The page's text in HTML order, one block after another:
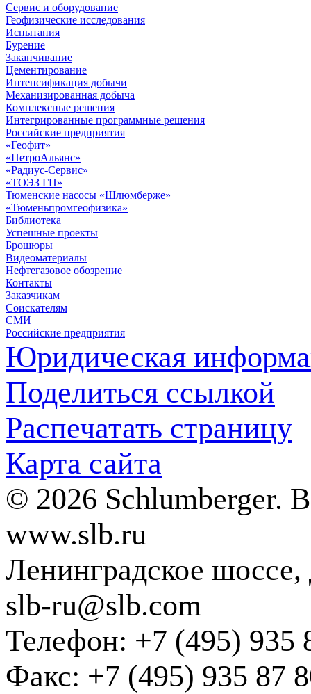
Сервис и оборудование
Геофизические исследования
Испытания
Бурение
Заканчивание
Цементирование
Интенсификация добычи
Механизированная добыча
Комплексные решения
Интегрированные программные решения
Российские предприятия
«Геофит»
«ПетроАльянс»
«Радиус-Сервис»
«ТОЭЗ ГП»
Тюменские насосы «Шлюмберже»
«Тюменьпромгеофизика»
Библиотека
Успешные проекты
Брошюры
Видеоматериалы
Нефтегазовое обозрение
Контакты
Заказчикам
Соискателям
СМИ
Российские предприятия
Юридическая
Поделиться ссылкой
Распечатать страницу
Карта сайта
© 2026 Schlumberger.
www.slb.ru
Ленинградское
slb-ru@slb.com
Телефон: +7 (495) 935
Факс: +7 (495) 935 87